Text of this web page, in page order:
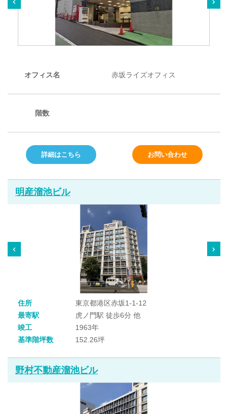
オフィス名 赤坂ライズオフィス
階数
詳細はこちら お問い合わせ
明産溜池ビル
住所
東京都港区赤坂1-1-12
最寄駅
虎ノ門駅 徒歩6分 他
竣工
1963年
基準階坪数
152.26坪
野村不動産溜池ビル